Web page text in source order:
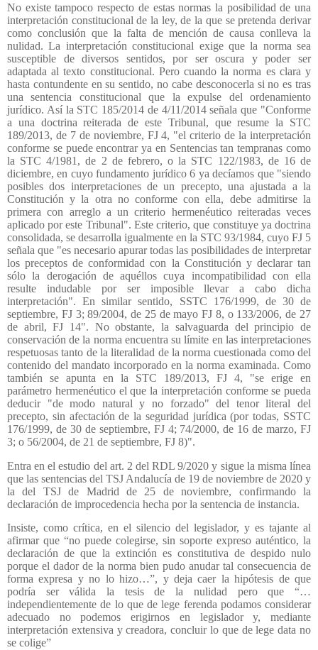
No existe tampoco respecto de estas normas la posibilidad de una
interpretación constitucional de la ley, de la que se pretenda derivar
como conclusión que la falta de mención de causa conlleva la
nulidad. La interpretación constitucional exige que la norma sea
susceptible de diversos sentidos, por ser oscura y poder ser
adaptada al texto constitucional. Pero cuando la norma es clara y
hasta contundente en su sentido, no cabe desconocerla si no es tras
una sentencia constitucional que la expulse del ordenamiento
jurídico. Así la STC 185/2014 de 4/11/2014 señala que "Conforme
a una doctrina reiterada de este Tribunal, que resume la STC
189/2013, de 7 de noviembre, FJ 4, "el criterio de la interpretación
conforme se puede encontrar ya en Sentencias tan tempranas como
la STC 4/1981, de 2 de febrero, o la STC 122/1983, de 16 de
diciembre, en cuyo fundamento jurídico 6 ya decíamos que "siendo
posibles dos interpretaciones de un precepto, una ajustada a la
Constitución y la otra no conforme con ella, debe admitirse la
primera con arreglo a un criterio hermenéutico reiteradas veces
aplicado por este Tribunal". Este criterio, que constituye ya doctrina
consolidada, se desarrolla igualmente en la STC 93/1984, cuyo FJ 5
señala que "es necesario apurar todas las posibilidades de interpretar
los preceptos de conformidad con la Constitución y declarar tan
sólo la derogación de aquéllos cuya incompatibilidad con ella
resulte indudable por ser imposible llevar a cabo dicha
interpretación". En similar sentido, SSTC 176/1999, de 30 de
septiembre, FJ 3; 89/2004, de 25 de mayo FJ 8, o 133/2006, de 27
de abril, FJ 14". No obstante, la salvaguarda del principio de
conservación de la norma encuentra su límite en las interpretaciones
respetuosas tanto de la literalidad de la norma cuestionada como del
contenido del mandato incorporado en la norma examinada. Como
también se apunta en la STC 189/2013, FJ 4, "se erige en
parámetro hermenéutico el que la interpretación conforme se pueda
deducir "de modo natural y no forzado" del tenor literal del
precepto, sin afectación de la seguridad jurídica (por todas, SSTC
176/1999, de 30 de septiembre, FJ 4; 74/2000, de 16 de marzo, FJ
3; o 56/2004, de 21 de septiembre, FJ 8)".
Entra en el estudio del art. 2 del RDL 9/2020 y sigue la misma línea
que las sentencias del TSJ Andalucía de 19 de noviembre de 2020 y
la del TSJ de Madrid de 25 de noviembre, confirmando la
declaración de improcedencia hecha por la sentencia de instancia.
Insiste, como crítica, en el silencio del legislador, y es tajante al
afirmar que “no puede colegirse, sin soporte expreso auténtico, la
declaración de que la extinción es constitutiva de despido nulo
porque el dador de la norma bien pudo anudar tal consecuencia de
forma expresa y no lo hizo…”, y deja caer la hipótesis de que
podría ser válida la tesis de la nulidad pero que “…
independientemente de lo que de lege ferenda podamos considerar
adecuado no podemos erigirnos en legislador y, mediante
interpretación extensiva y creadora, concluir lo que de lege data no
se colige”